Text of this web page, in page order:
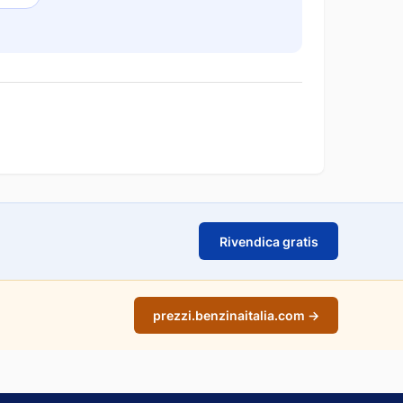
Rivendica gratis
prezzi.benzinaitalia.com →